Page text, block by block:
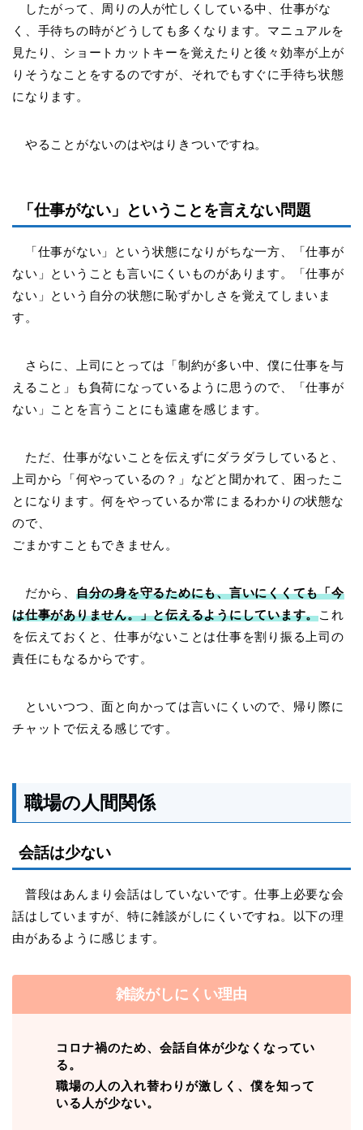
したがって、周りの人が忙しくしている中、仕事がな
く、手待ちの時がどうしても多くなります。マニュアルを
見たり、ショートカットキーを覚えたりと後々効率が上が
りそうなことをするのですが、それでもすぐに手待ち状態
になります。
やることがないのはやはりきついですね。
「仕事がない」ということを言えない問題
「仕事がない」という状態になりがちな一方、「仕事が
ない」ということも言いにくいものがあります。「仕事が
ない」という自分の状態に恥ずかしさを覚えてしまいま
す。
さらに、上司にとっては「制約が多い中、僕に仕事を与
えること」も負荷になっているように思うので、「仕事が
ない」ことを言うことにも遠慮を感じます。
ただ、仕事がないことを伝えずにダラダラしていると、
上司から「何やっているの？」などと聞かれて、困ったこ
とになります。何をやっているか常にまるわかりの状態な
ので、
ごまかすこともできません。
だから、 自分の身を守るためにも、言いにくくても「今
は仕事がありません。」と伝えるようにしています。これ
を伝えておくと、仕事がないことは仕事を割り振る上司の
責任にもなるからです。
といいつつ、面と向かっては言いにくいので、帰り際に
チャットで伝える感じです。
職場の人間関係
会話は少ない
普段はあんまり会話はしていないです。仕事上必要な会
話はしていますが、特に雑談がしにくいですね。以下の理
由があるように感じます。
雑談がしにくい理由
コロナ禍のため、会話自体が少なくなってい
る。
職場の人の入れ替わりが激しく、僕を知って
いる人が少ない。